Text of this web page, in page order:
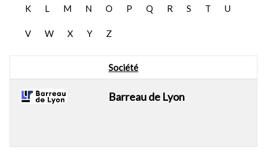
K L M N O P Q R S T U
V W X Y Z
Société
Barreau de Lyon